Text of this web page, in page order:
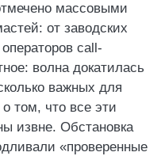
массовыми
от заводских
call-
волна докатилась
важных для
том, что все эти
извне. Обстановка
«проверенные